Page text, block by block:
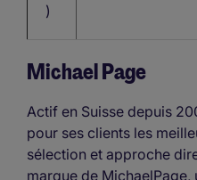
)
Michael Page
Actif en Suisse depuis
pour ses clients les
sélection et approche
marque de